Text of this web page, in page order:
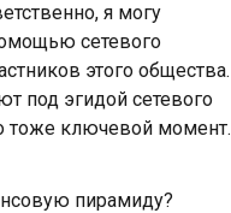
я могу
сетевого
этого общества.
под эгидой сетевого
тоже ключевой момент.
пирамиду?